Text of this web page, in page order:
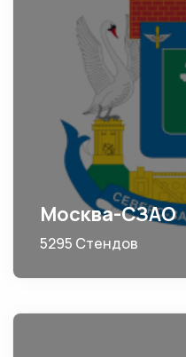
Москва-СЗАО
5295 Стендов